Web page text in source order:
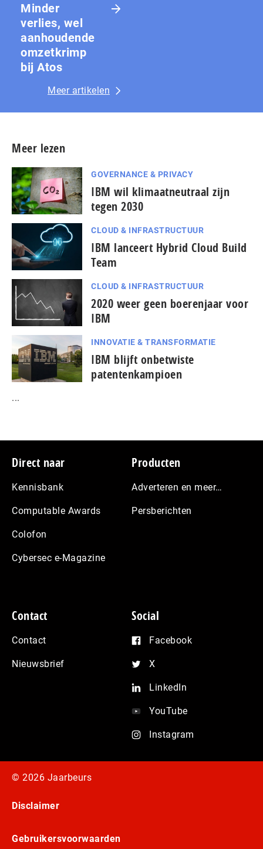
Minder
verlies, wel
aanhoudende
omzetkrimp
bij Atos
Meer artikelen
Meer lezen
GOVERNANCE & PRIVACY
IBM wil klimaatneutraal zijn
tegen 2030
CLOUD & INFRASTRUCTUUR
IBM lanceert Hybrid Cloud Build
Team
CLOUD & INFRASTRUCTUUR
2020 weer geen boerenjaar voor
IBM
INNOVATIE & TRANSFORMATIE
IBM blijft onbetwiste
patentenkampioen
...
Footer
Direct naar
Kennisbank
Computable Awards
Colofon
Cybersec e-Magazine
Producten
Adverteren en meer…
Persberichten
Contact
Contact
Nieuwsbrief
Social
Facebook
X
LinkedIn
YouTube
Instagram
© 2026 Jaarbeurs
Disclaimer
Gebruikersvoorwaarden